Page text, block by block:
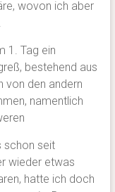
wovon ich aber
1. Tag ein
bestehend aus
von den andern
namentlich
schon seit
wieder etwas
hatte ich doch